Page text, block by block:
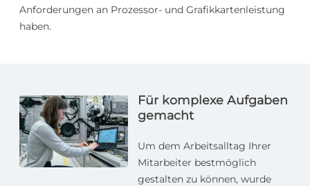
Anforderungen an Prozessor- und Grafikkartenleistung
haben.
Für komplexe Aufgaben
gemacht
Um dem Arbeitsalltag Ihrer
Mitarbeiter bestmöglich
gestalten zu können, wurde